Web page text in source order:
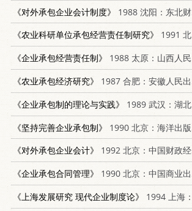
《对外承包企业会计制度》
1988 沈阳：东北财经大学出版社 7810051865
《农业科研单位承包经营责任制研究》
1991 北京：北京科学技术出版社 7530410008
《企业承包经营责任制》
1988 太原：山西人民出版社
《农业承包经济研究》
1987 合肥：安徽人民出版社
《企业承包制的理论与实践》
1989 武汉：湖北人民出版社 7216003039
《坚持完善企业承包制》
1990 北京：海洋出版社 7502709819
《对外承包企业会计》
1992 北京：中国财政经济出版社 7500517246
《企业承包合同管理》
1990 北京：中国商业出版社 750440795X
《上海发展研究 现代企业制度论》
1994 上海：上海远东出版社 7806130454